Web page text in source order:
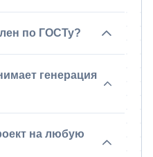
по ГОСТу?
генерация
на любую